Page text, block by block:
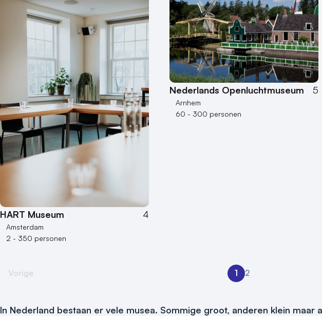
HART Museum 4
Amsterdam
2 - 350 personen
Nederlands Openluchtmuseum 5
Arnhem
60 - 300 personen
Vorige 1 2
In Nederland bestaan er vele musea. Sommige groot, anderen klein maar